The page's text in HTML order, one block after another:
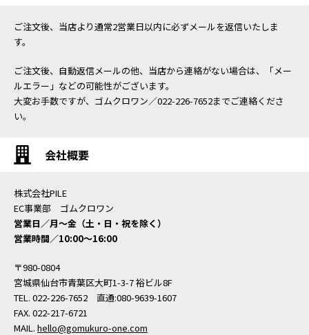
ご注文後、当店より通常2営業日以内に必ずメールを返信いたしま
す。
ご注文後、自動返信メールの他、当店から連絡がない場合は、「メー
ルエラー」などの可能性がございます。
大変お手数ですが、ゴムクロワン／022-226-7652までご連絡くださ
い。
会社概要
株式会社PILE
EC事業部 ゴムクロワン
営業日／月〜金（土・日・祝を除く）
営業時間／10:00〜16:00
〒980-0804
宮城県仙台市青葉区大町1-3-7 裕ビル8F
TEL. 022-226-7652 直通:080-9639-1607
FAX. 022-217-6721
MAIL. hello@gomukuro-one.com